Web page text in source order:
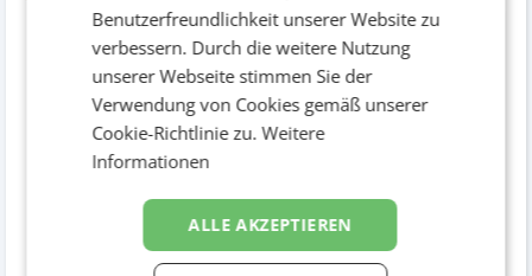
Benutzerfreundlichkeit unserer Website zu
verbessern. Durch die weitere Nutzung
unserer Webseite stimmen Sie der
Verwendung von Cookies gemäß unserer
Cookie-Richtlinie zu.Weitere
Informationen
ALLE AKZEPTIEREN